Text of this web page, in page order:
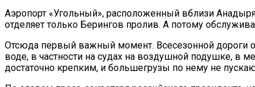
Аэропорт «Угольный», расположенный вблизи
отделяет только Берингов пролив. А потому
Отсюда первый важный момент. Всесезонной дороги
воде, в частности на судах на воздушной подушке, в
достаточно крепким, и большегрузы по нему не